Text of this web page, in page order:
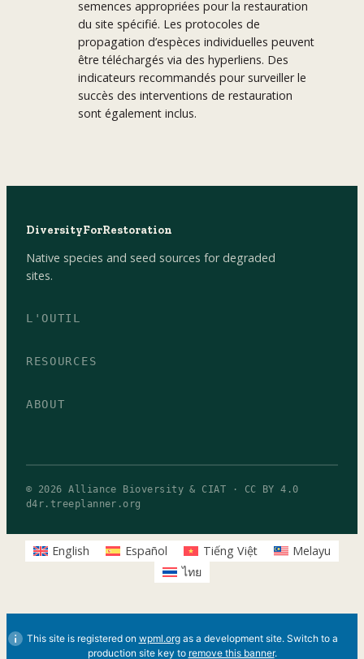
semences appropriées pour la restauration
du site spécifié. Les protocoles de
propagation d’espèces individuelles peuvent
être téléchargés via des hyperliens. Des
indicateurs recommandés pour surveiller le
succès des interventions de restauration
sont également inclus.
DiversityForRestoration
Native species and seed sources for degraded
sites.
L'OUTIL
RESOURCES
ABOUT
© 2026 Alliance Bioversity & CIAT · CC BY 4.0
d4r.treeplanner.org
English Español Tiếng Việt
Melayu
ไทย
This site is registered on wpml.orgas a development site. Switch to a
production site key to remove this banner.